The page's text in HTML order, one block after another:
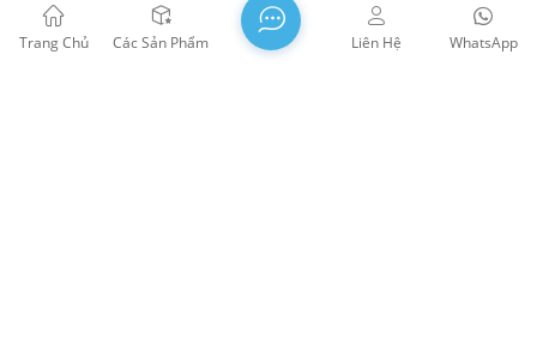
Trang Chủ Các Sản Phẩm WhatsApp
Liên Hệ